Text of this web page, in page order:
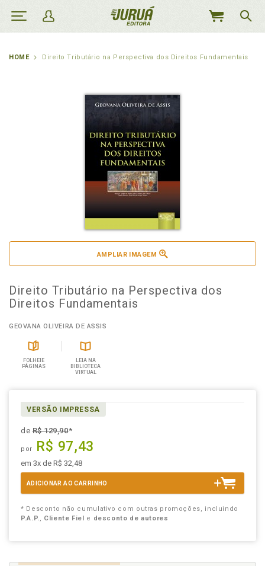
MEU
HOME Direito Tributário na Perspectiva dos Direitos Fundamentais
AMPLIAR IMAGEM
Direito Tributário na Perspectiva dos
Direitos Fundamentais
GEOVANA OLIVEIRA DE ASSIS
FOLHEIE
PÁGINAS
LEIA NA
BIBLIOTECA
VIRTUAL
VERSÃO IMPRESSA
deR$ 129,90*
por R$ 97,43
em 3x de R$ 32,48
ADICIONAR AO CARRINHO
* Desconto não cumulativo com outras promoções, incluindo
P.A.P., Cliente Fiel e desconto de autores